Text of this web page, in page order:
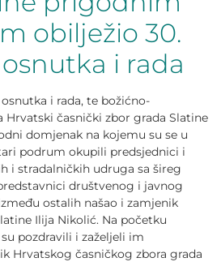
obilježio 30.
i rada
i rada, te božićno-
časnički zbor grada Slatine
domjenak na kojemu su se u
podrum okupili predsjednici i
i stradalničkih udruga sa šireg
društvenog i javnog
ostalih našao i zamjenik
Ilija Nikolić. Na početku
pozdravili i zaželjeli im
Hrvatskog časničkog zbora grada